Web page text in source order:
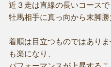
近３走は直線の長いコースで
牡馬相手に真っ向から末脚勝
着順は目立つものではあり
も楽になり、